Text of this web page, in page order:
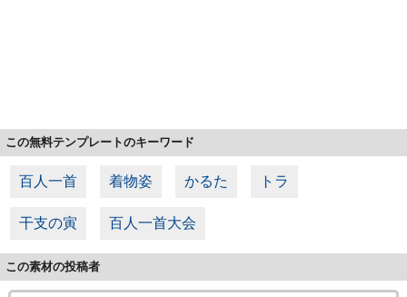
この無料テンプレートのキーワード
百人一首 着物姿 かるた トラ
干支の寅 百人一首大会
この素材の投稿者